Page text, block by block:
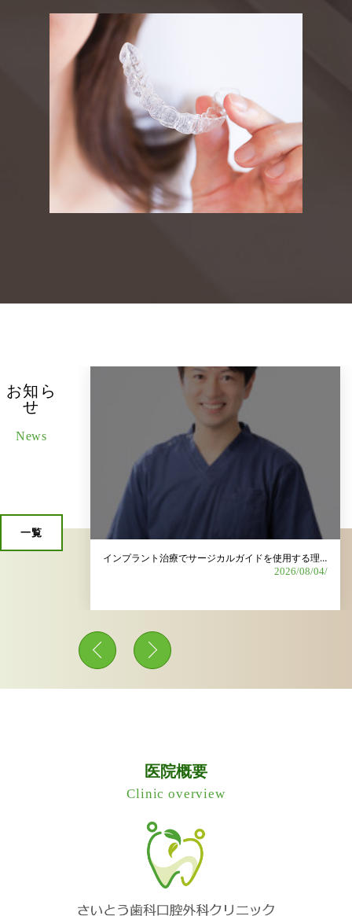
お知ら
せ
News
一覧
インプラント治療でサージカルガイドを使用する理由は？
2026/08/04/
医院概要
Clinic overview